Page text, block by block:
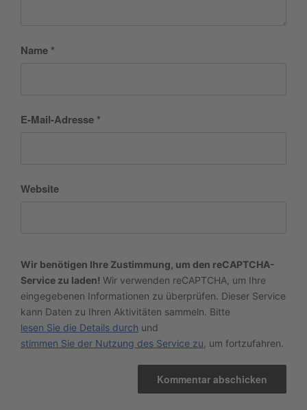
Name *
E-Mail-Adresse *
Website
Wir benötigen Ihre Zustimmung, um den reCAPTCHA-
Service zu laden! Wir verwenden reCAPTCHA, um Ihre
eingegebenen Informationen zu überprüfen. Dieser Service
kann Daten zu Ihren Aktivitäten sammeln. Bitte
lesen Sie die Details durch und
stimmen Sie der Nutzung des Service zu , um fortzufahren.